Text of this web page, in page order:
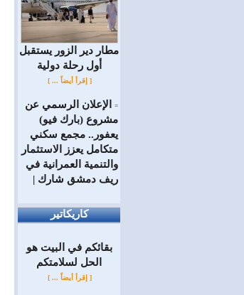
مطار دير الزور يستقبل
أول رحلة دولية
[ إقرأ أيضاً ... ]
=
الإعلان الرسمي عن
مشروع (بارك فيو)
يعفور.. مجمع سكني
متكامل يعزز الاستثمار
والتنمية العمرانية في
ريف دمشق شارك |
كاريكاتير
بقائكم في البيت هو
الحل لسلامتكم
[ إقرأ أيضاً ... ]